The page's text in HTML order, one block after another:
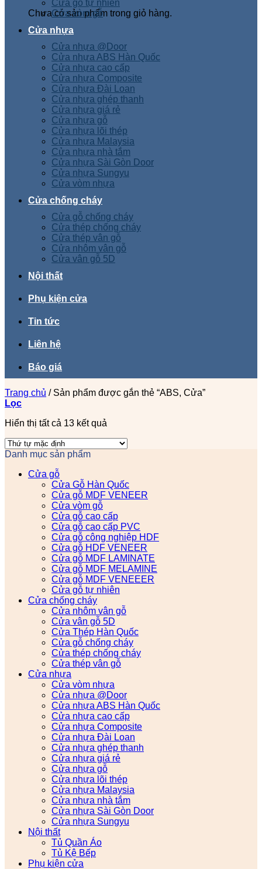
Chưa có sản phẩm trong giỏ hàng.
Cửa gỗ tự nhiên
Cửa vòm gỗ
Cửa nhựa
Cửa nhựa @Door
Cửa nhựa ABS Hàn Quốc
Cửa nhựa cao cấp
Cửa nhựa Composite
Cửa nhựa Đài Loan
Cửa nhựa ghép thanh
Cửa nhựa giá rẻ
Cửa nhựa gỗ
Cửa nhựa lõi thép
Cửa nhựa Malaysia
Cửa nhựa nhà tắm
Cửa nhựa Sài Gòn Door
Cửa nhựa Sungyu
Cửa vòm nhựa
Cửa chống cháy
Cửa gỗ chống cháy
Cửa thép chống cháy
Cửa thép vân gỗ
Cửa nhôm vân gỗ
Cửa vân gỗ 5D
Nội thất
Phụ kiện cửa
Tin tức
Liên hệ
Báo giá
Trang chủ /Sản phẩm được gắn thẻ “ABS, Cửa”
Lọc
Hiển thị tất cả 13 kết quả
Danh mục sản phẩm
Cửa gỗ
Cửa Gỗ Hàn Quốc
Cửa gỗ MDF VENEER
Cửa vòm gỗ
Cửa gỗ cao cấp
Cửa gỗ cao cấp PVC
Cửa gỗ công nghiệp HDF
Cửa gỗ HDF VENEER
Cửa gỗ MDF LAMINATE
Cửa gỗ MDF MELAMINE
Cửa gỗ MDF VENEEER
Cửa gỗ tự nhiên
Cửa chống cháy
Cửa nhôm vân gỗ
Cửa vân gỗ 5D
Cửa Thép Hàn Quốc
Cửa gỗ chống cháy
Cửa thép chống cháy
Cửa thép vân gỗ
Cửa nhựa
Cửa vòm nhựa
Cửa nhựa @Door
Cửa nhựa ABS Hàn Quốc
Cửa nhựa cao cấp
Cửa nhựa Composite
Cửa nhựa Đài Loan
Cửa nhựa ghép thanh
Cửa nhựa giá rẻ
Cửa nhựa gỗ
Cửa nhựa lõi thép
Cửa nhựa Malaysia
Cửa nhựa nhà tắm
Cửa nhựa Sài Gòn Door
Cửa nhựa Sungyu
Nội thất
Tủ Quần Áo
Tủ Kệ Bếp
Phụ kiện cửa